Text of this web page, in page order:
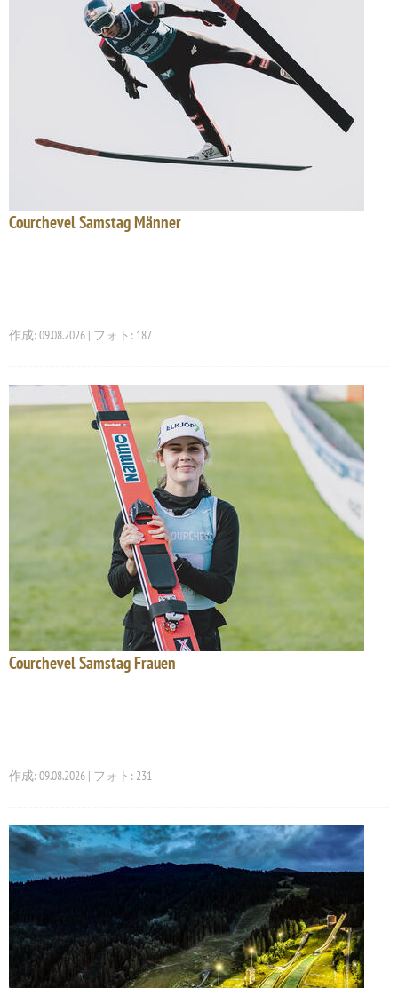
Courchevel Samstag Männer
作成: 09.08.2026 | フォト: 187
Courchevel Samstag Frauen
作成: 09.08.2026 | フォト: 231